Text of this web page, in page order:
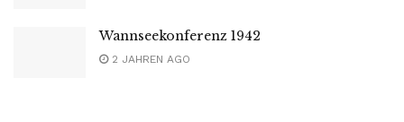
Wannseekonferenz 1942
2 JAHREN AGO